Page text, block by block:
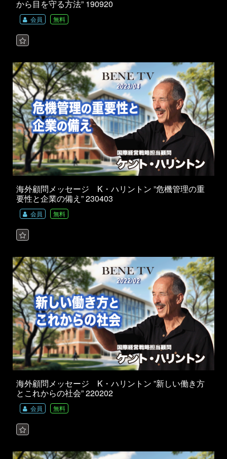
から目を守る方法” 190920
会員 無料
海外顧問メッセージ K・ハリントン ”危機管理の重
要性と企業の備え” 230403
会員 無料
海外顧問メッセージ K・ハリントン ”新しい働き方
とこれからの社会” 220202
会員 無料